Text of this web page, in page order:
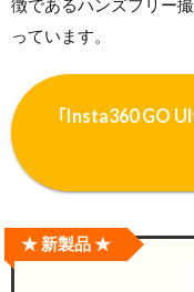
徴であるハンズフリー
っています。
｢Insta360 GO
★ 新製品 ★